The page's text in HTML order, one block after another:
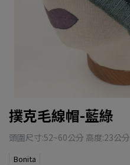
撲克毛線帽-藍綠
頭圍尺寸:52~60公分 高度:23公分
Bonita